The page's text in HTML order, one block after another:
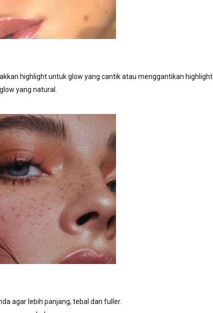
highlight untuk glow yang cantik atau menggantikan highlight
yang natural.
agar lebih panjang, tebal dan fuller.